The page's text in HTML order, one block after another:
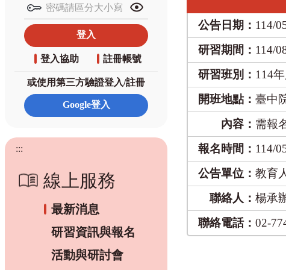
登入協助 註冊帳號
或使用第三方驗證登入/註冊
:::
線上服務
最新消息
研習資訊與報名
活動與研討會
公告日期： 114/
研習期間： 114/
研習班別： 114
開班地點： 臺中
內容： 需報
報名時間： 114/
公告單位： 教育
聯絡人： 楊承
聯絡電話： 02-